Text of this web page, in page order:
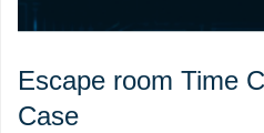
Escape room Time
Case